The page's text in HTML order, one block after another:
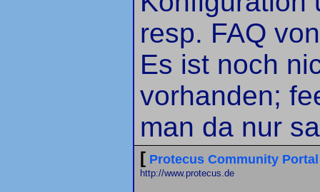
resp. FAQ
Es ist noch
vorhanden;
man da nur
[ Protecus Community Portal
http://www.protecus.de